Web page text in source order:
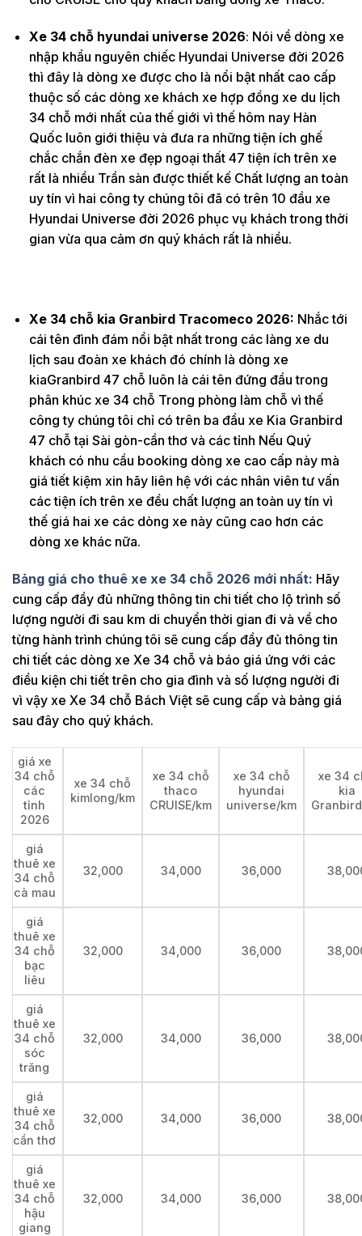
Xe 34 chỗ hyundai universe 2026: Nói về dòng xe
nhập khẩu nguyên chiếc Hyundai Universe đời 2026
thì đây là dòng xe được cho là nổi bật nhất cao cấp
thuộc số các dòng xe khách xe hợp đồng xe du lịch
34 chỗ mới nhất của thế giới vì thế hôm nay Hàn
Quốc luôn giới thiệu và đưa ra những tiện ích ghế
chắc chắn đèn xe đẹp ngoại thất 47 tiện ích trên xe
rất là nhiều Trần sàn được thiết kế Chất lượng an toàn
uy tín vì hai công ty chúng tôi đã có trên 10 đầu xe
Hyundai Universe đời 2026 phục vụ khách trong thời
gian vừa qua cảm ơn quý khách rất là nhiều.
Xe 34 chỗ kia Granbird Tracomeco 2026: Nhắc tới
cái tên đình đám nổi bật nhất trong các làng xe du
lịch sau đoàn xe khách đó chính là dòng xe
kiaGranbird 47 chỗ luôn là cái tên đứng đầu trong
phân khúc xe 34 chỗ Trong phòng làm chỗ vì thế
công ty chúng tôi chỉ có trên ba đầu xe Kia Granbird
47 chỗ tại Sài gòn-cần thơ và các tỉnh Nếu Quý
khách có nhu cầu booking dòng xe cao cấp này mà
giá tiết kiệm xin hãy liên hệ với các nhân viên tư vấn
các tiện ích trên xe đều chất lượng an toàn uy tín vì
thế giá hai xe các dòng xe này cũng cao hơn các
dòng xe khác nữa.
Bảng giá cho thuê xe xe 34 chỗ 2026 mới nhất: Hãy
cung cấp đầy đủ những thông tin chi tiết cho lộ trình số
lượng người đi sau km di chuyển thời gian đi và về cho
từng hành trình chúng tôi sẽ cung cấp đầy đủ thông tin
chi tiết các dòng xe Xe 34 chỗ và báo giá ứng với các
điều kiện chi tiết trên cho gia đình và số lượng người đi
vì vậy xe Xe 34 chỗ Bách Việt sẽ cung cấp và bảng giá
sau đây cho quý khách.
giá xe
34 chỗ
các
tỉnh
2026
xe 34 chỗ
kimlong/km
xe 34 chỗ
thaco
CRUISE/km
xe 34 chỗ
hyundai
universe/km
xe 34
kia
giá
thuê xe
34 chỗ
cà mau
32,000 34,000 36,000
giá
thuê xe
34 chỗ
bạc
liêu
32,000 34,000 36,000
giá
thuê xe
34 chỗ
sóc
trăng
32,000 34,000 36,000
giá
thuê xe
34 chỗ
cần thơ
32,000 34,000 36,000
giá
thuê xe
34 chỗ
hậu
giang
32,000 34,000 36,000